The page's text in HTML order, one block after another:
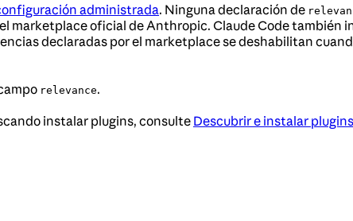
administrada. Ninguna declaración de
marketplace oficial de Anthropic. Claude Code también
declaradas por el marketplace se deshabilitan
relevance.
instalar plugins, consulte Descubrir e instalar plugins